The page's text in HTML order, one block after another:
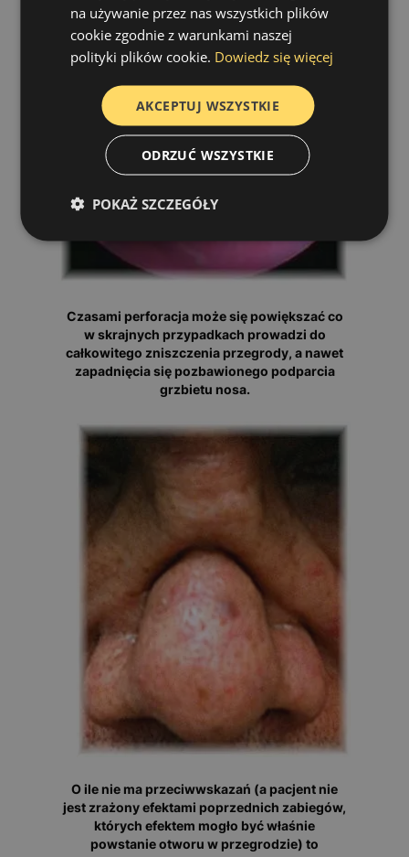
Czasami perforacja może się powiększać co
w skrajnych przypadkach prowadzi do
całkowitego zniszczenia przegrody, a nawet
zapadnięcia się pozbawionego podparcia
grzbietu nosa.
O ile nie ma przeciwwskazań (a pacjent nie
jest zrażony efektami poprzednich zabiegów,
których efektem mogło być właśnie
powstanie otworu w przegrodzie) to
na używanie przez nas wszystkich plików
cookie zgodnie z warunkami naszej
polityki plików cookie. Dowiedz się więcej
AKCEPTUJ WSZYSTKIE
ODRZUĆ WSZYSTKIE
POKAŻ SZCZEGÓŁY